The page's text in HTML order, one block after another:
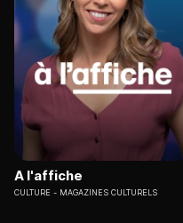
A l'affiche
CULTURE MAGAZINES CULTURELS